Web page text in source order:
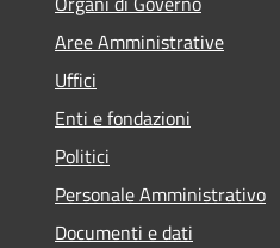
Aree Amministrative
Uffici
Enti e fondazioni
Politici
Personale Amministrativo
Documenti e dati